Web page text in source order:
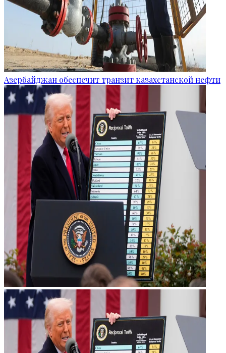
Азербайджан обеспечит транзит казахстанской нефти